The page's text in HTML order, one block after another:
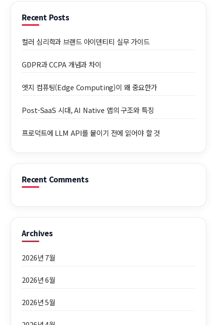
Recent Posts
컬러 심리학과 브랜드 아이덴티티 실무 가이드
GDPR과 CCPA 개념과 차이
엣지 컴퓨팅(Edge Computing)이 왜 중요한가
Post-SaaS 시대, AI Native 앱의 구조와 특징
프로덕트에 LLM API를 붙이기 전에 읽어야 할 것
Recent Comments
Archives
2026년 7월
2026년 6월
2026년 5월